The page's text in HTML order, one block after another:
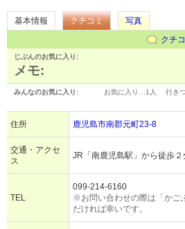
基本情報 クチコミ
写真
クチ
じぶんのお気に入り:
メモ:
みんなのお気に入り: お気に入り… 1人 行き
住所 鹿児島市南郡元町23-8
交通・アクセ
ス
JR「南鹿児島駅」から徒歩２
TEL
099-214-6160
※お問い合わせの際は「かご
だければ幸いです。